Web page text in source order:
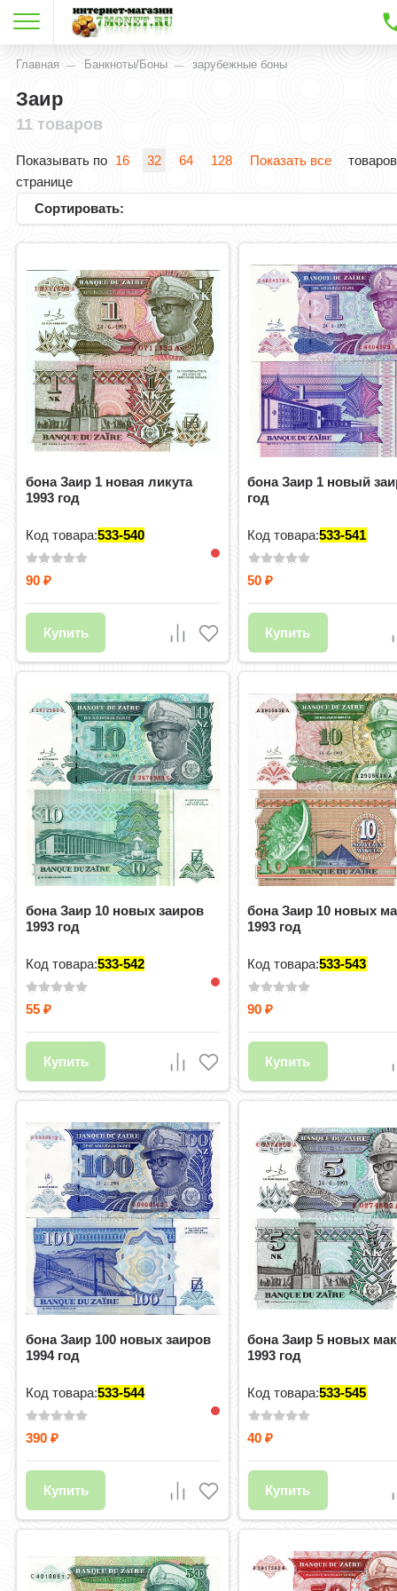
Главная Банкноты/Боны зарубежные боны
Заир
11 товаров
Показывать по 16 32 64 128 Показать все
странице
Сортировать:
бона Заир 1 новая ликута
1993 год
Код товара:533-540
90₽
Купить
бона Заир 1 новый
год
Код товара:533-541
50₽
Купить
бона Заир 10 новых заиров
1993 год
Код товара:533-542
55₽
Купить
бона Заир 10 новых
1993 год
Код товара:533-543
90₽
Купить
бона Заир 100 новых заиров
1994 год
Код товара:533-544
390₽
Купить
бона Заир 5 новых
1993 год
Код товара:533-545
40₽
Купить